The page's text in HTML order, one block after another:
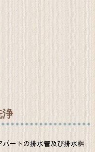
パートの排水管及び排水桝